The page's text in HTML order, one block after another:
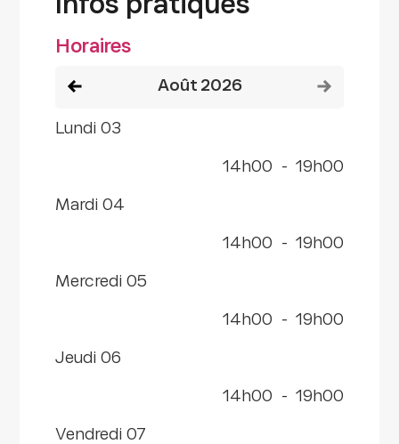
Infos pratiques
Horaires
Voir le mois précédentaoût 2026
lundi 03
14h00 - 19h00
mardi 04
14h00 - 19h00
mercredi 05
14h00 - 19h00
jeudi 06
14h00 - 19h00
vendredi 07